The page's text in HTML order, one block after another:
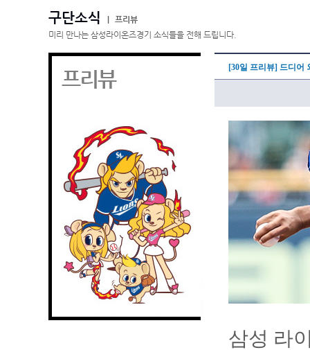
구단소식
프리뷰
미리 만나는 삼성라이온즈경기 소식들을 전해 드립니다.
프리뷰 [30일 프리뷰] 드디어
삼성 라